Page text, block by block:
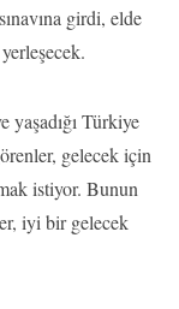
girdi, elde
Türkiye
gelecek için
istiyor. Bunun
iyi bir gelecek